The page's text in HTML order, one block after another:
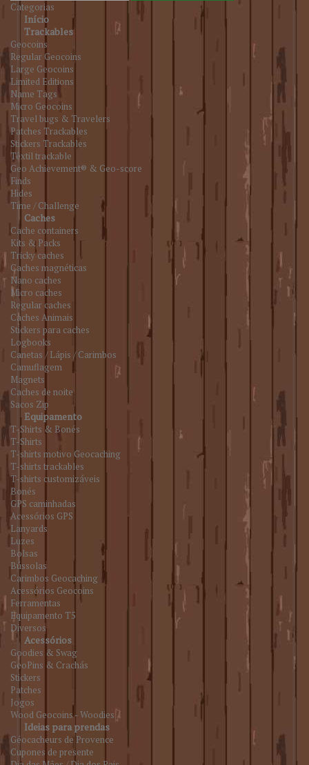
Categorias
Início
Trackables
Geocoins
Regular Geocoins
Large Geocoins
Limited Editions
Name Tags
Micro Geocoins
Travel bugs & Travelers
Patches Trackables
Stickers Trackables
Têxtil trackable
Geo Achievement® & Geo-score
Finds
Hides
Time / Challenge
Caches
Cache containers
Kits & Packs
Tricky caches
Caches magnéticas
Nano caches
Micro caches
Regular caches
Caches Animais
Stickers para caches
Logbooks
Canetas / Lápis / Carimbos
Camuflagem
Magnets
Caches de noite
Sacos Zip
Equipamento
T-Shirts & Bonés
T-Shirts
T-shirts motivo Geocaching
T-shirts trackables
T-shirts customizáveis
Bonés
GPS caminhadas
Acessórios GPS
Lanyards
Luzes
Bolsas
Bússolas
Carimbos Geocaching
Acessórios Geocoins
Ferramentas
Equipamento T5
Diversos
Acessórios
Goodies & Swag
GeoPins & Crachás
Stickers
Patches
Jogos
Wood Geocoins - Woodies
Ideias para prendas
Géocacheurs de Provence
Cupones de presente